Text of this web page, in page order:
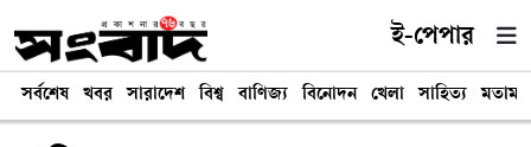
ই-পেপার
সর্বশেষ খবর সারাদেশ বিশ্ব বাণিজ্য বিনোদন খেলা সাহিত্য মতামত